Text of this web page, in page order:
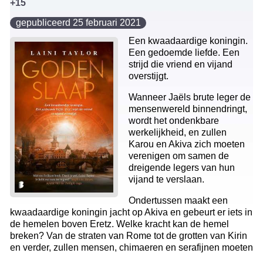
+15
gepubliceerd 25 februari 2021
Een kwaadaardige koningin.
Een gedoemde liefde. Een
strijd die vriend en vijand
overstijgt.
Wanneer Jaëls brute leger de
mensenwereld binnendringt,
wordt het ondenkbare
werkelijkheid, en zullen
Karou en Akiva zich moeten
verenigen om samen de
dreigende legers van hun
vijand te verslaan.
Ondertussen maakt een
kwaadaardige koningin jacht op Akiva en gebeurt er iets in
de hemelen boven Eretz. Welke kracht kan de hemel
breken? Van de straten van Rome tot de grotten van Kirin
en verder, zullen mensen, chimaeren en serafijnen moeten